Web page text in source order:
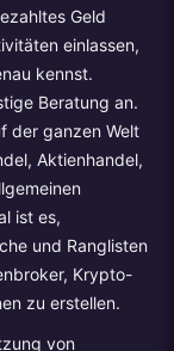
Geld
einlassen,
kennst.
Beratung an.
der ganzen Welt
Aktienhandel,
ist es,
und Ranglisten
Krypto-
zu erstellen.
von